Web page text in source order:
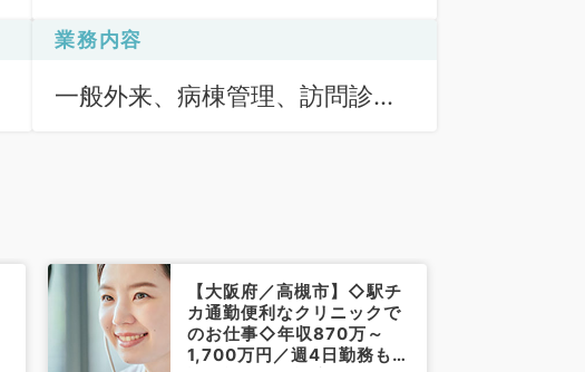
業務内容
一般外来、病棟管理、訪問診療
【大阪府／高槻市】◇駅チ
カ通勤便利なクリニックで
のお仕事◇年収870万～
1,700万円／週4日勤務も相